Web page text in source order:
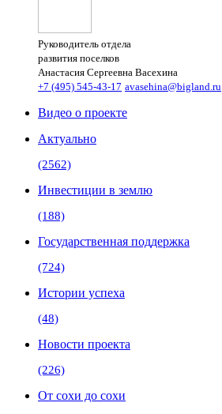
Руководитель отдела
развития поселков
Анастасия Сергеевна Васехина
+7 (495) 545-43-17 avasehina@bigland.ru
Видео о проекте
Актуально
(2562)
Инвестиции в землю
(188)
Государственная поддержка
(724)
Истории успеха
(48)
Новости проекта
(226)
От сохи до сохи